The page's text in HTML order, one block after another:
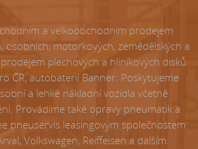
a velkoobchodním prodejem
osobních, motorkových, zemědělských a
plechových a hliníkových disků
ČR, autobaterií Banner. Poskytujeme
a lehké nákladní vozidla včetně
Provádíme také opravy pneumatik a
pneuservis leasingovým společnostem
Volkswagen, Reiffeisen a dalším.